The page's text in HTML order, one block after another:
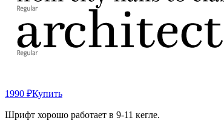
1990 ₽Купить
Шрифт хорошо работает в 9-11 кегле.